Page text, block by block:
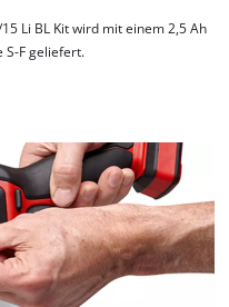
Li BL Kit wird mit einem 2,5 Ah
S-F geliefert.